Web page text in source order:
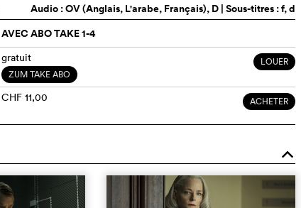
Audio :OV (Anglais, L'arabe, Français), D | Sous-titres : f, d
AVEC ABO TAKE 1-4
gratuit
ZUM TAKE ABO
LOUER
CHF 11,00 ACHETER
o